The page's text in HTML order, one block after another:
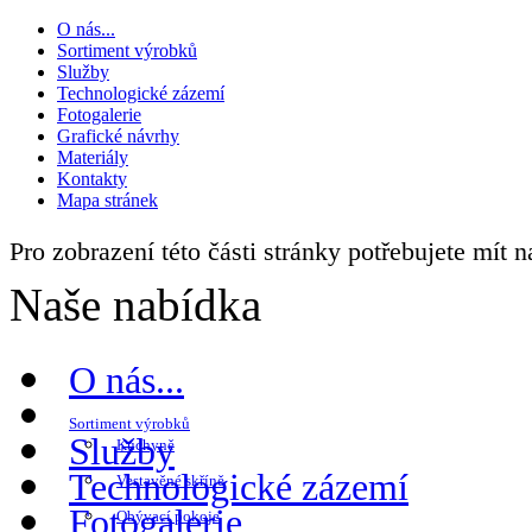
O nás...
Sortiment výrobků
Služby
Technologické zázemí
Fotogalerie
Grafické návrhy
Materiály
Kontakty
Mapa stránek
Pro zobrazení této části stránky potřebujete mít
Naše nabídka
O nás...
Sortiment výrobků
Kuchyně
Vestavěné skříně
Obývací pokoje
Služby
Technologické zázemí
Fotogalerie